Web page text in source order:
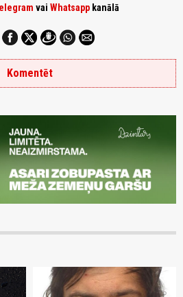
vai Whatsapp kanālā
Komentēt